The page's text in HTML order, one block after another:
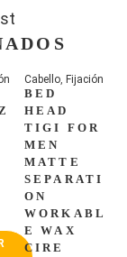
Cabello, Fijación
BED
HEAD
TIGI FOR
MEN
MATTE
SEPARATI
ON
WORKABL
E WAX
CIRE